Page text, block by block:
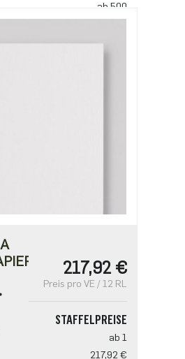
ab 500
ab 1000
・
217,92 €
Preis pro VE / 12 RL
STAFFELPREISE
ab 1
217,92 €